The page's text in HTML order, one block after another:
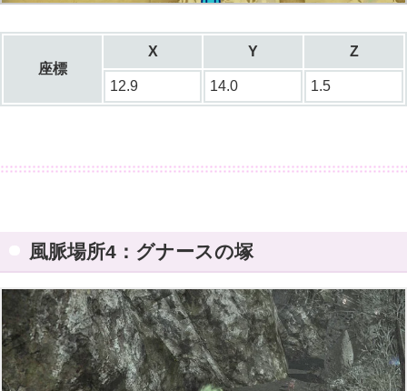
座標
X Y Z
12.9 14.0 1.5
風脈場所4：グナースの塚